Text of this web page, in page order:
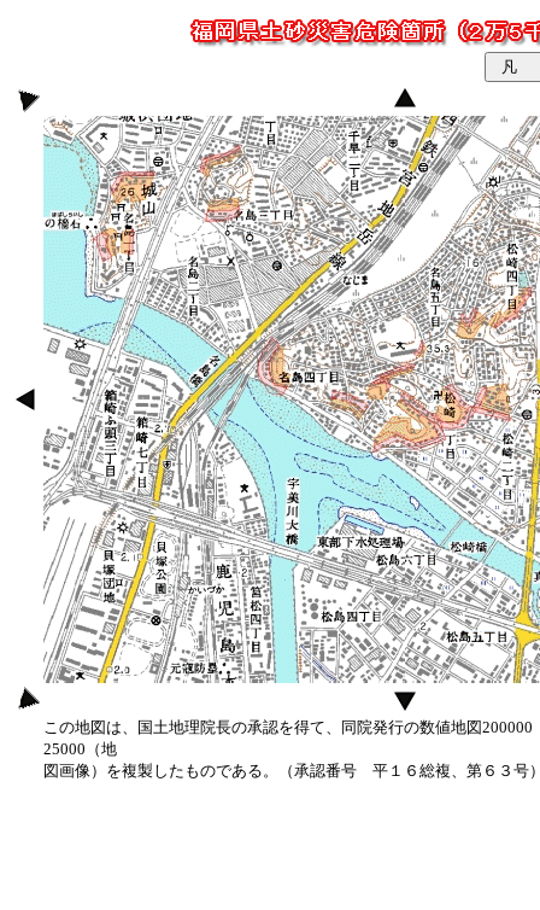
この地図は、国土地理院長の承認を得て、同院発行の数値地図
25000（地
図画像）を複製したものである。（承認番号 平１６総複、第６３号